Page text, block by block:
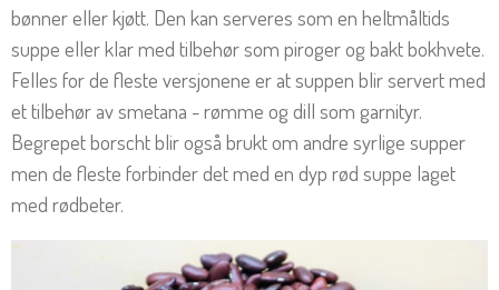
bønner eller kjøtt. Den kan serveres som en heltmåltids
suppe eller klar med tilbehør som piroger og bakt bokhvete.
Felles for de fleste versjonene er at suppen blir servert med
et tilbehør av smetana - rømme og dill som garnityr.
Begrepet borscht blir også brukt om andre syrlige supper
men de fleste forbinder det med en dyp rød suppe laget
med rødbeter.